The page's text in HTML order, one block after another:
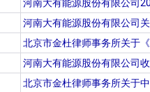
河南大有能源股份有限公司
河南大有能源股份有限公司
北京市金杜律师事务所关于
河南大有能源股份有限公司
北京市金杜律师事务所关于